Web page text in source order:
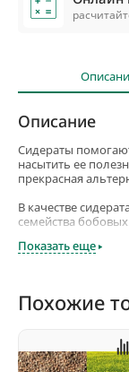
Описание
Сидераты
насытить ее
прекрасная
В качестве
семейства
Бобовые славятся
вегетативных
используется
Не случайно,
Показать еще
Похожие